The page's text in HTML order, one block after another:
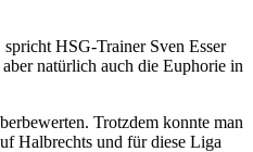
HSG-Trainer Sven Esser
natürlich auch die Euphorie in
Trotzdem konnte man
Halbrechts und für diese Liga